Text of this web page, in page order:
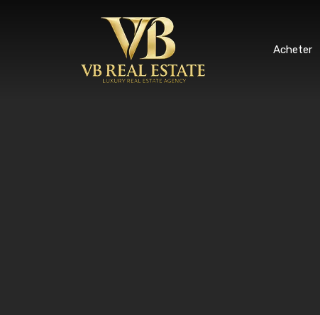
Acheter